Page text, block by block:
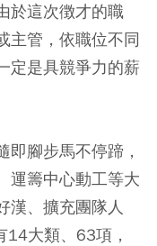
於這次徴才的職
主管，依職位不同
定是具競爭力的薪
腳步馬不停蹄，
運籌中心動工等大
漢、擴充團隊人
大類、63項，